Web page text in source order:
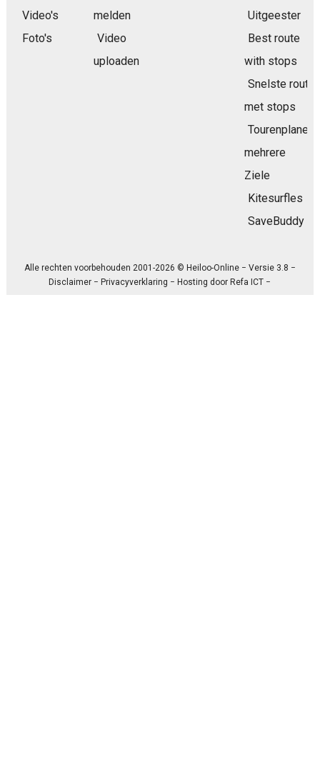
Video's
Foto's
melden
Video
uploaden
Uitgeester
Best route
with stops
Snelste route
met stops
Tourenplaner
mehrere
Ziele
Kitesurfles
SaveBuddy
Alle rechten voorbehouden 2001-2026 © Heiloo-Online − Versie 3.8 −
Disclaimer −Privacyverklaring − Hosting doorRefa ICT −